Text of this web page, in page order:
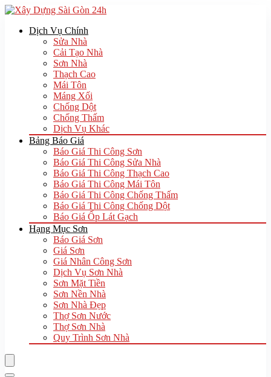
Dịch Vụ Chính
Sửa Nhà
Cải Tạo Nhà
Sơn Nhà
Thạch Cao
Mái Tôn
Máng Xối
Chống Dột
Chống Thấm
Dịch Vụ Khác
Bảng Báo Giá
Báo Giá Thi Công Sơn
Báo Giá Thi Công Sửa Nhà
Báo Giá Thi Công Thạch Cao
Báo Giá Thi Công Mái Tôn
Báo Giá Thi Công Chống Thấm
Báo Giá Thi Công Chống Dột
Báo Giá Ốp Lát Gạch
Hạng Mục Sơn
Báo Giá Sơn
Giá Sơn
Giá Nhân Công Sơn
Dịch Vụ Sơn Nhà
Sơn Mặt Tiền
Sơn Nền Nhà
Sơn Nhà Đẹp
Thợ Sơn Nước
Thợ Sơn Nhà
Quy Trình Sơn Nhà